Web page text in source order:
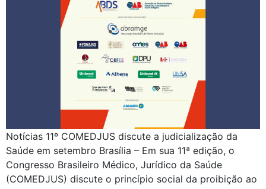
Notícias 11º COMEDJUS discute a judicialização da
Saúde em setembro Brasília – Em sua 11ª edição, o
Congresso Brasileiro Médico, Jurídico da Saúde
(COMEDJUS) discute o princípio social da proibição ao